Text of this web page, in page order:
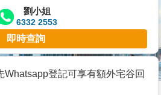
劉小姐
6332 2553
即時查詢
Whatsapp登記可享有額外宅谷回